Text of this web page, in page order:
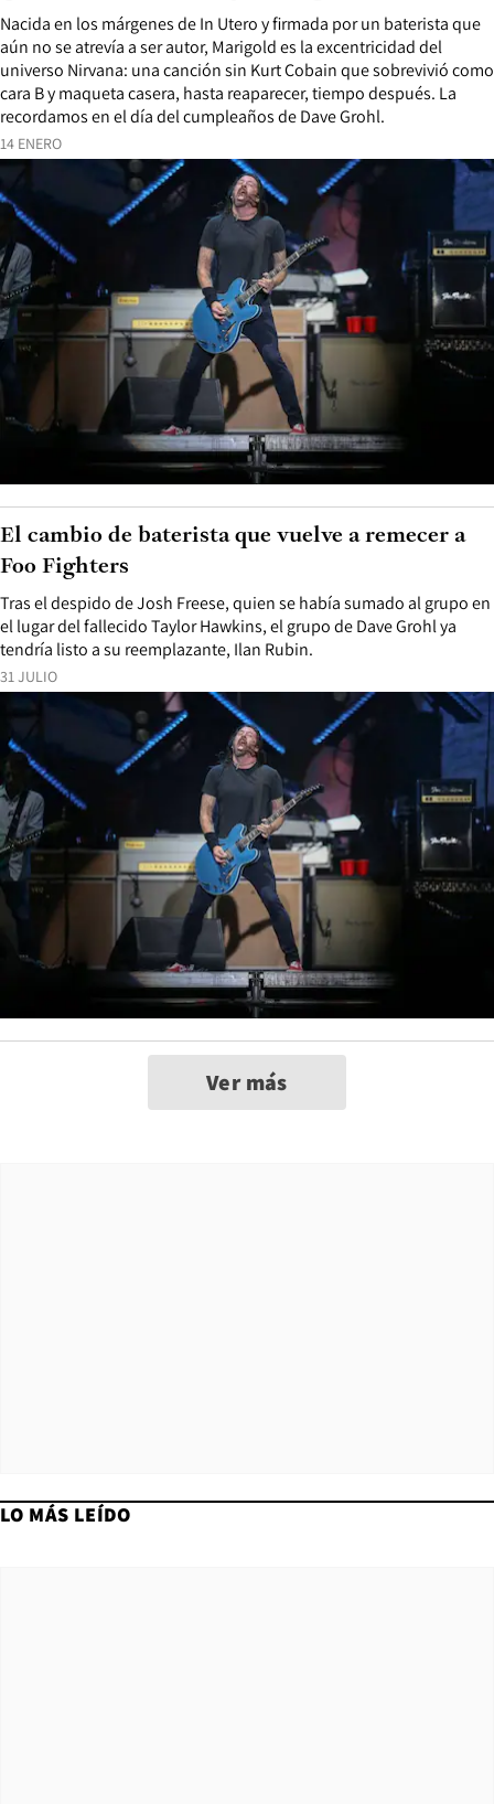
14 ENERO
Nacida en los márgenes de In Utero y firmada por un baterista que
aún no se atrevía a ser autor, Marigold es la excentricidad del
universo Nirvana: una canción sin Kurt Cobain que sobrevivió como
cara B y maqueta casera, hasta reaparecer, tiempo después. La
recordamos en el día del cumpleaños de Dave Grohl.
31 JULIO
Tras el despido de Josh Freese, quien se había sumado al grupo en
el lugar del fallecido Taylor Hawkins, el grupo de Dave Grohl ya
tendría listo a su reemplazante, Ilan Rubin.
El cambio de baterista que vuelve a remecer a
Foo Fighters
Ver más
LO MÁS LEÍDO